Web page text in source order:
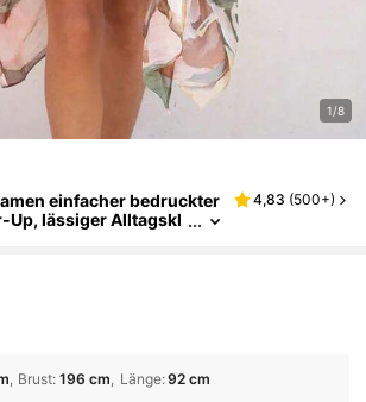
1/8
einfacher bedruckter
Up, lässiger Alltagskl
4,83 (500+)
Brust: 196 cm Länge:92 cm